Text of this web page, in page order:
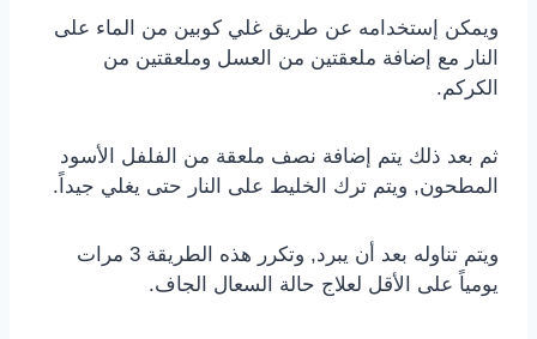
ويمكن إستخدامه عن طريق غلي كوبين من الماء على
النار مع إضافة ملعقتين من العسل وملعقتين من
الكركم.
ثم بعد ذلك يتم إضافة نصف ملعقة من الفلفل الأسود
المطحون, ويتم ترك الخليط على النار حتى يغلي جيداً.
ويتم تناوله بعد أن يبرد, وتكرر هذه الطريقة 3 مرات
يومياً على الأقل لعلاج حالة السعال الجاف.